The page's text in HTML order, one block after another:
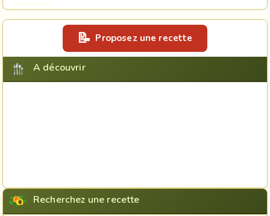
Proposez une recette
A découvrir
Recherchez une recette